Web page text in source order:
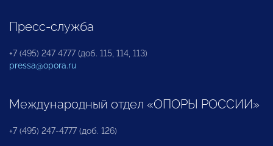
Пресс-служба
+7 (495) 247 4777 (доб. 115, 114, 113)
pressa@opora.ru
Международный отдел «ОПОРЫ РОССИИ»
+7 (495) 247-4777 (доб. 126)